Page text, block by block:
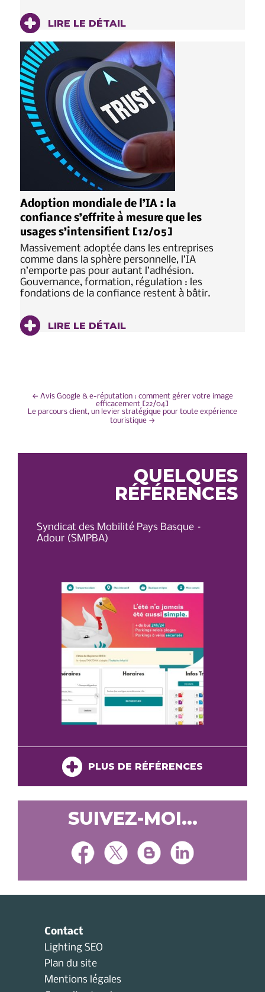
LIRE LE DÉTAIL
Adoption mondiale de l’IA : la
confiance s’effrite à mesure que les
usages s’intensifient [12/05]
Massivement adoptée dans les entreprises
comme dans la sphère personnelle, l’IA
n’emporte pas pour autant l’adhésion.
Gouvernance, formation, régulation : les
fondations de la confiance restent à bâtir.
LIRE LE DÉTAIL
NAVIGATION
← Avis Google & e-réputation : comment gérer votre image
efficacement [22/04]
Le parcours client, un levier stratégique pour toute expérience
touristique →
QUELQUES
RÉFÉRENCES
Syndicat des Mobilité Pays Basque –
Adour (SMPBA)
PLUS DE RÉFÉRENCES
SUIVEZ-MOI...
Contact
Lighting SEO
Plan du site
Mentions légales